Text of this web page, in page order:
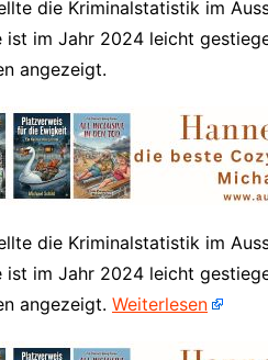
die Kriminalstatistik im
im Jahr 2024 leicht
angezeigt.
die Kriminalstatistik im
im Jahr 2024 leicht
angezeigt. Weiterlesen